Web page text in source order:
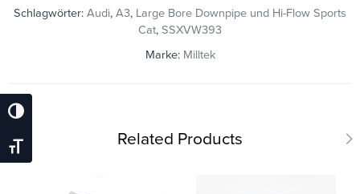
Umschalten Auf Hohe Kontraste
Schrift Vergrößern
Schlagwörter: Audi, A3, Large Bore Downpipe und Hi-Flow Sports
Cat, SSXVW393
Marke: Milltek
Related Products